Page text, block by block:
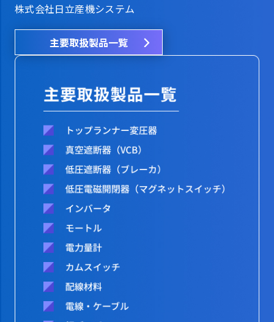
株式会社日立産機システム
主要取扱製品一覧